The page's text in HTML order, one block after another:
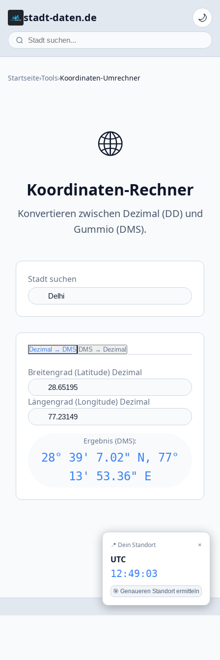
stadt-daten.de 🌙
Startseite›Tools›Koordinaten-Umrechner
🌐
Koordinaten-Rechner
Konvertieren zwischen Dezimal (DD) und
Gummio (DMS).
Stadt suchen
Dezimal → DMS DMS → Dezimal
Breitengrad (Latitude) Dezimal
Längengrad (Longitude) Dezimal
Ergebnis (DMS):
28° 39' 7.02" N, 77°
13' 53.36" E
📍 Dein Standort ×
UTC
12:49:03
🎯 Genaueren Standort ermitteln